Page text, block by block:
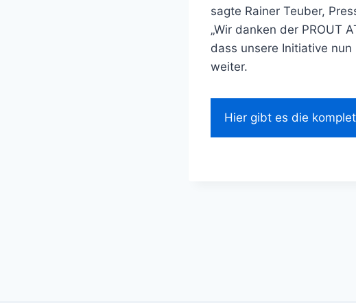
sagte Rainer Teuber,
„Wir danken der PROUT
dass unsere Initiative
weiter.
Hier gibt es die